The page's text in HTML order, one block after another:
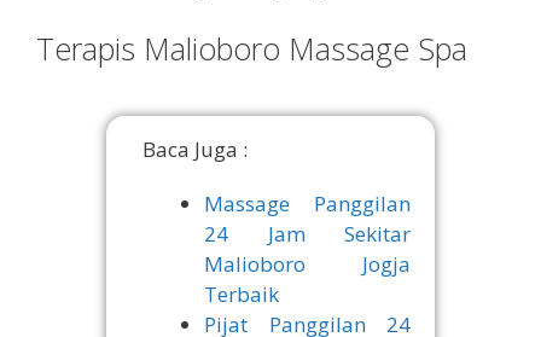
Terapis Malioboro Massage Spa
Baca Juga :
Massage Panggilan
24 Jam Sekitar
Malioboro Jogja
Terbaik
Pijat Panggilan 24